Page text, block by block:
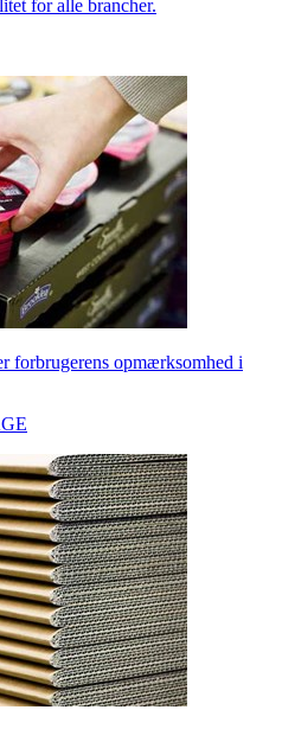
for alle brancher.
forbrugerens opmærksomhed i